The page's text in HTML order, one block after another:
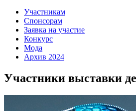
Участникам
Спонсорам
Заявка на участие
Конкурс
Мода
Архив 2024
Участники выставки